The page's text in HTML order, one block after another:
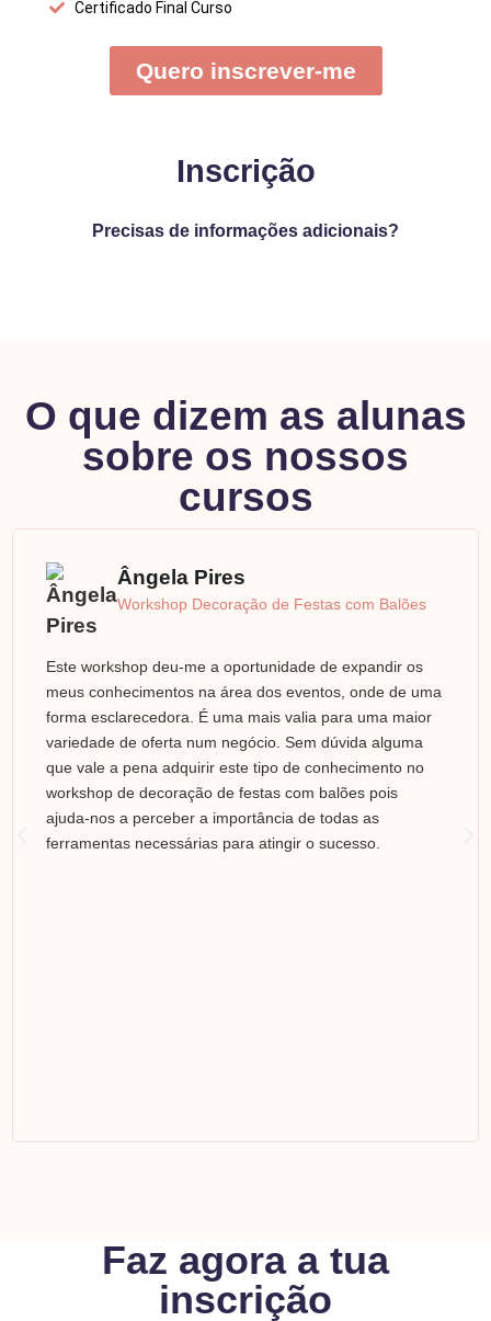
Inscrição
Precisas de informações adicionais?
Certificado Final Curso
Quero inscrever-me
O que dizem as alunas
sobre os nossos
cursos
Ângela Pires
Workshop Decoração de Festas com Balões
Este workshop deu-me a oportunidade de expandir os
meus conhecimentos na área dos eventos, onde de uma
forma esclarecedora. É uma mais valia para uma maior
variedade de oferta num negócio. Sem dúvida alguma
que vale a pena adquirir este tipo de conhecimento no
workshop de decoração de festas com balões pois
ajuda-nos a perceber a importância de todas as
ferramentas necessárias para atingir o sucesso.
Faz agora a tua
inscrição